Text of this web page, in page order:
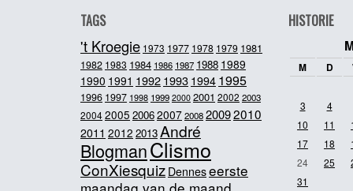
TAGS
't Kroegie 1973 1977 1978 1979 1981
1982 1983 1984 1986 1987 1988 1989
1990 1991 19921993 1994 1995
1996 1997 1998 1999 2000 2001 2002 2003
20042005 20062007200820092010
2011 2012 2013André
BlogmanClismo
ConXiesquiz Denneseerste
HISTORIE
M D
3
4
10
11
17
18
24
25
31